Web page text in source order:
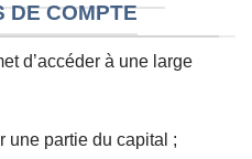
DE COMPTE
d’accéder à une large
une partie du capital ;